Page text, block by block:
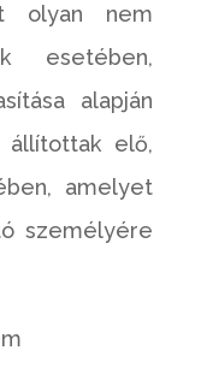
olyan nem
esetében,
alapján
elő,
amelyet
személyére